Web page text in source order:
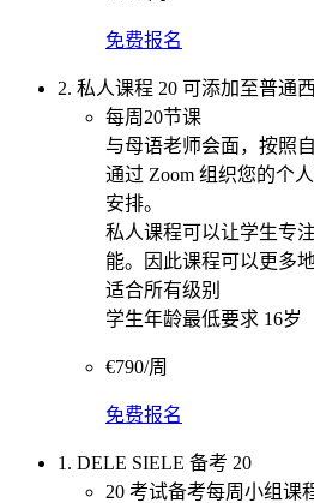
免费报名
2. 私人课程 20 可添加至普通
每周20节课
与母语老师会面，按照
通过 Zoom 组织您的个
安排。
私人课程可以让学生专
能。因此课程可以更多
适合所有级别
学生年龄最低要求 16岁
€790/周
免费报名
1. DELE SIELE 备考 20
20 考试备考每周小组课